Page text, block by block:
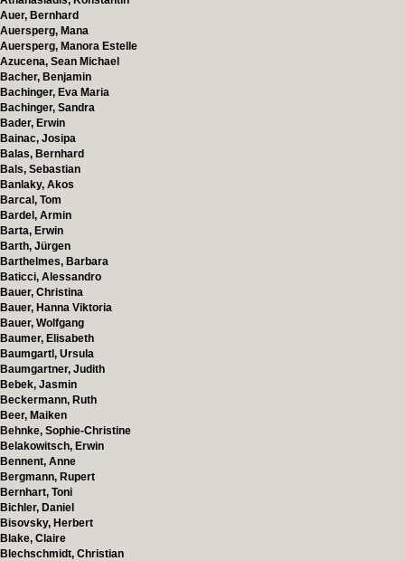
Auer, Bernhard
Auersperg, Mana
Auersperg, Manora Estelle
Azucena, Sean Michael
Bacher, Benjamin
Bachinger, Eva Maria
Bachinger, Sandra
Bader, Erwin
Bainac, Josipa
Balas, Bernhard
Bals, Sebastian
Banlaky, Akos
Barcal, Tom
Bardel, Armin
Barta, Erwin
Barth, Jürgen
Barthelmes, Barbara
Baticci, Alessandro
Bauer, Christina
Bauer, Hanna Viktoria
Bauer, Wolfgang
Baumer, Elisabeth
Baumgartl, Ursula
Baumgartner, Judith
Bebek, Jasmin
Beckermann, Ruth
Beer, Maiken
Behnke, Sophie-Christine
Belakowitsch, Erwin
Bennent, Anne
Bergmann, Rupert
Bernhart, Toni
Bichler, Daniel
Bisovsky, Herbert
Blake, Claire
Blechschmidt, Christian